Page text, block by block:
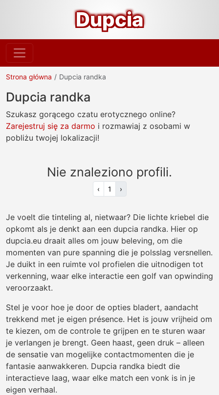
Dupcia
Strona główna Dupcia randka
Dupcia randka
Szukasz gorącego czatu erotycznego online?
Zarejestruj się za darmo i rozmawiaj z osobami w
pobliżu twojej lokalizacji!
Nie znaleziono profili.
‹ 1 ›
Je voelt die tinteling al, nietwaar? Die lichte kriebel die
opkomt als je denkt aan een dupcia randka. Hier op
dupcia.eu draait alles om jouw beleving, om die
momenten van pure spanning die je polsslag versnellen.
Je duikt in een ruimte vol profielen die uitnodigen tot
verkenning, waar elke interactie een golf van opwinding
veroorzaakt.
Stel je voor hoe je door de opties bladert, aandacht
trekkend met je eigen présence. Het is jouw vrijheid om
te kiezen, om de controle te grijpen en te sturen waar
je verlangen je brengt. Geen haast, geen druk – alleen
de sensatie van mogelijke contactmomenten die je
fantasie aanwakkeren. Dupcia randka biedt die
interactieve laag, waar elke match een vonk is in je
eigen verhaal.